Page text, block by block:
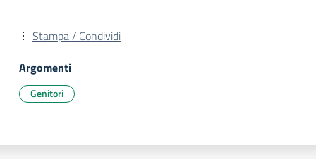
Stampa / Condividi
Argomenti
Genitori